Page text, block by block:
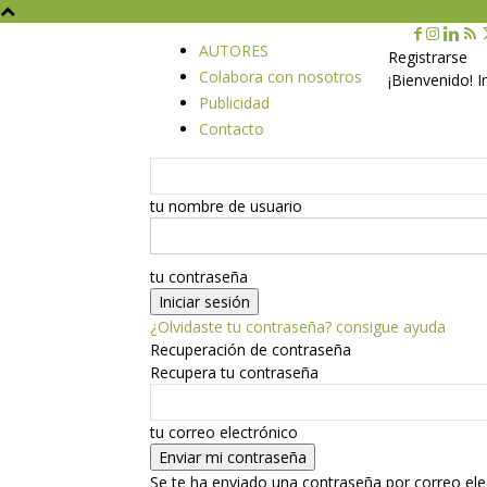
AUTORES
Colabora con nosotros
Publicidad
Contacto
Registrarse
¡Bienvenido!
tu nombre de usuario
tu contraseña
¿Olvidaste tu contraseña? consigue ayuda
Recuperación de contraseña
Recupera tu contraseña
tu correo electrónico
Se te ha enviado una contraseña por correo